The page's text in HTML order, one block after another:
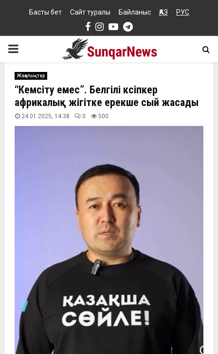
Басты бет Сайт туралы Байланыс ҚАЗ РУС
Facebook
Instagram
YoutubeTelegram
PRIMARY
MENU
Жаңалықтар
“Кемсіту емес”. Белгілі кәсіпкер
африкалық жігітке ерекше сый жасады
24.01.2025, 14:38 0 500